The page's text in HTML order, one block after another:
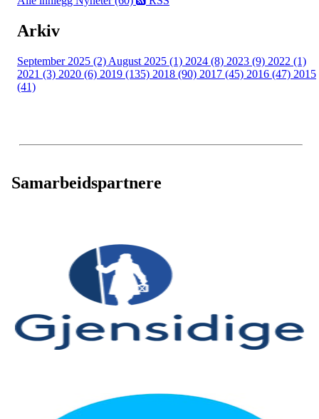
Arkiv
September 2025 (2) August 2025 (1) 2024 (8) 2023 (9) 2022 (1)
2021 (3) 2020 (6) 2019 (135) 2018 (90) 2017 (45) 2016 (47) 2015
(41)
Samarbeidspartnere